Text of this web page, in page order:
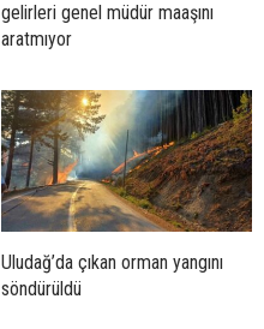
gelirleri genel müdür maaşını
aratmıyor
Uludağ’da çıkan orman yangını
söndürüldü